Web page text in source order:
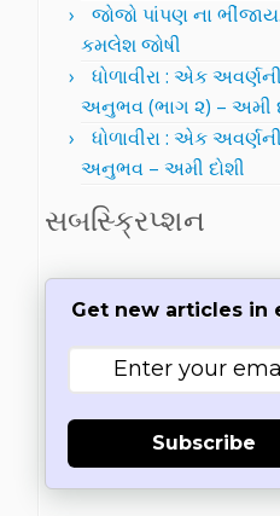
જોજો પાંપણ ના
કમલેશ જોષી
ધોળાવીરા : એક
અનુભવ (ભાગ ૨) – અમી
ધોળાવીરા : એક
અનુભવ – અમી દોશી
સબસ્ક્રિપ્શન
Get new articles in
Subscribe